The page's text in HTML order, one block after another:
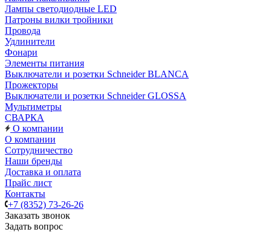
Лампы светодиодные LED
Патроны вилки тройники
Провода
Удлинители
Фонари
Элементы питания
Выключатели и розетки Schneider BLANCA
Прожекторы
Выключатели и розетки Schneider GLOSSA
Мультиметры
СВАРКА
О компании
О компании
Сотрудничество
Наши бренды
Доставка и оплата
Прайс лист
Контакты
+7 (8352) 73-26-26
Заказать звонок
Задать вопрос